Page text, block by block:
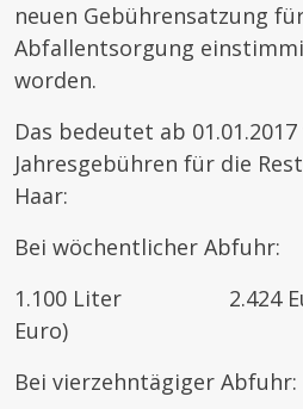
neuen Gebührensatzung
Abfallentsorgung
worden.
Das bedeutet ab
Jahresgebühren für die
Haar:
Bei wöchentlicher Abfuhr:
1.100 Liter 2.424
Euro)
Bei vierzehntägiger Abfuhr: